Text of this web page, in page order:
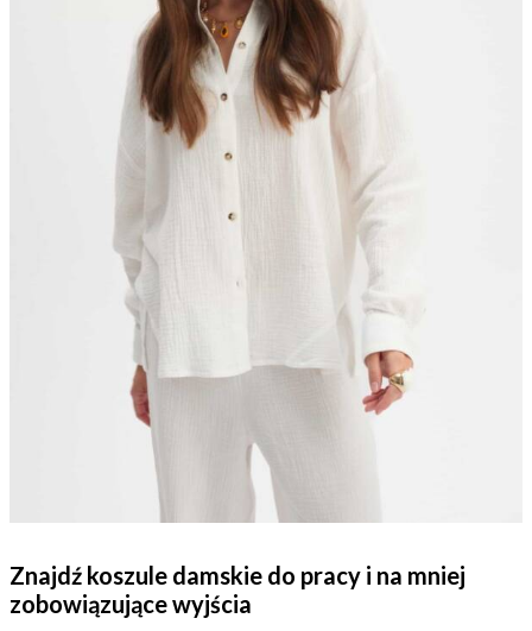
Znajdź koszule damskie do pracy i na mniej
zobowiązujące wyjścia